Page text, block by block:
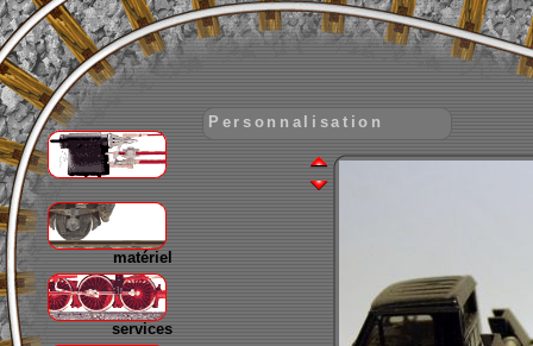
matériel
services
Personnalisation